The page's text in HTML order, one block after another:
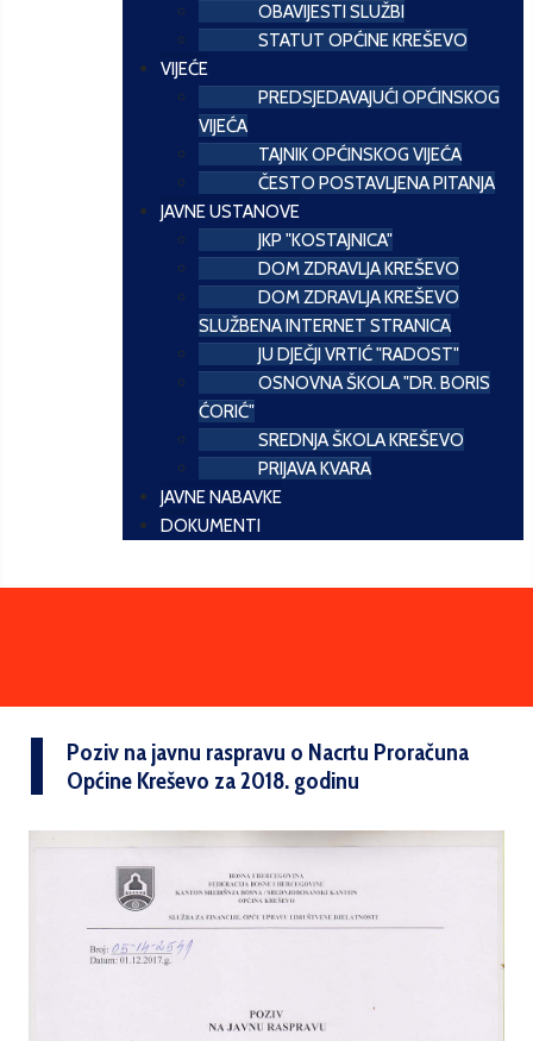
OBAVIJESTI SLUŽBI
STATUT OPĆINE KREŠEVO
VIJEĆE
PREDSJEDAVAJUĆI OPĆINSKOG
VIJEĆA
TAJNIK OPĆINSKOG VIJEĆA
ČESTO POSTAVLJENA PITANJA
JAVNE USTANOVE
JKP "KOSTAJNICA"
DOM ZDRAVLJA KREŠEVO
DOM ZDRAVLJA KREŠEVO
SLUŽBENA INTERNET STRANICA
JU DJEČJI VRTIĆ "RADOST"
OSNOVNA ŠKOLA "DR. BORIS
ĆORIĆ"
SREDNJA ŠKOLA KREŠEVO
PRIJAVA KVARA
JAVNE NABAVKE
DOKUMENTI
Poziv na javnu raspravu o Nacrtu Proračuna
Općine Kreševo za 2018. godinu